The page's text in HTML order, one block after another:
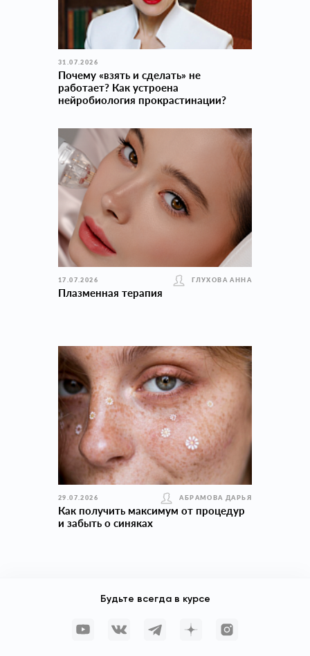
31.07.2026
Почему «взять и сделать» не
работает? Как устроена
нейробиология прокраcтинации?
17.07.2026 ГЛУХОВА АННА
Плазменная терапия
29.07.2026 АБРАМОВА ДАРЬЯ
Как получить максимум от процедур
и забыть о синяках
Будьте всегда в курсе